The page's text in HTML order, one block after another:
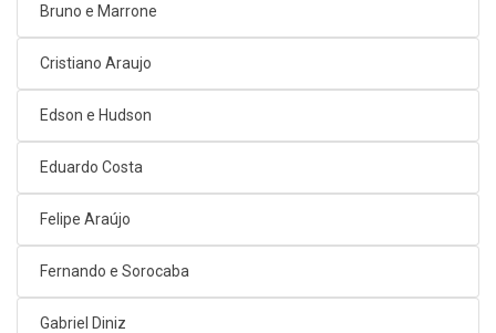
Bruno e Marrone
Cristiano Araujo
Edson e Hudson
Eduardo Costa
Felipe Araújo
Fernando e Sorocaba
Gabriel Diniz